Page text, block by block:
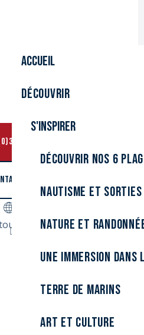
Accueil
Découvrir
S'inspirer
Découvrir nos 6
Nautisme et sorties
Nature et
Une immersion
Terre de marins
Art et culture
28 21 22
NOUS